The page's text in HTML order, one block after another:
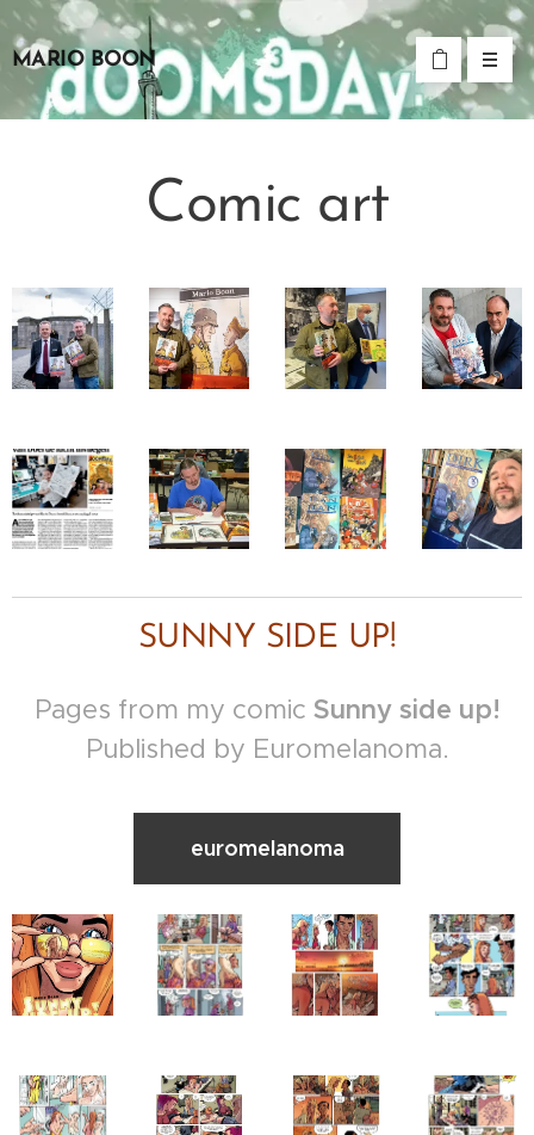
MARIO BOON
Comic art
SUNNY SIDE UP!
Pages from my comic Sunny side up!
Published by Euromelanoma.
euromelanoma